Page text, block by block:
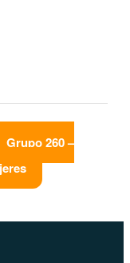
Grupo 260 –